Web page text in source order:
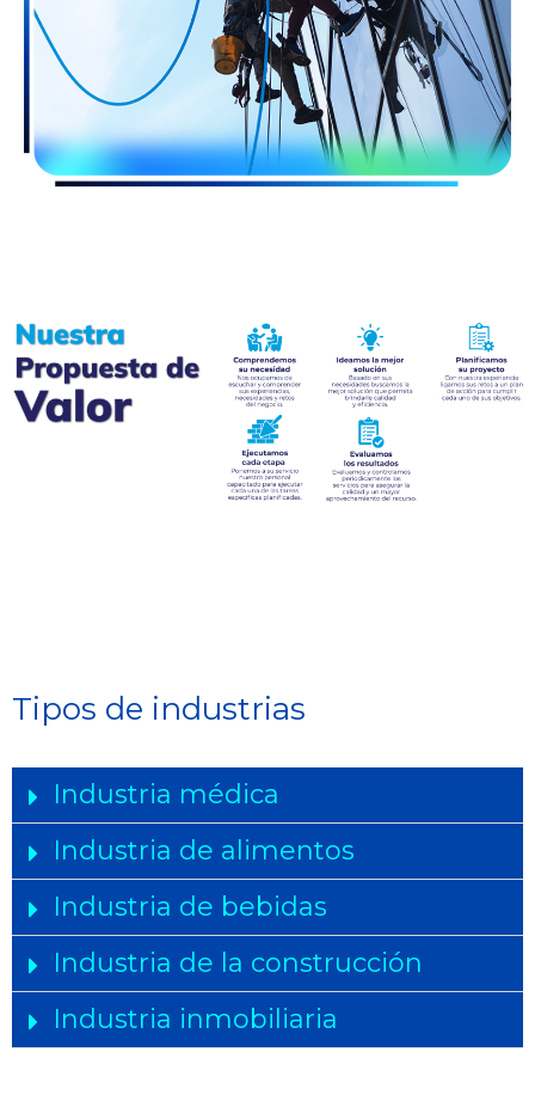
Tipos de industrias
Industria médica
Industria de alimentos​
Industria de bebidas​
Industria de la construcción
Industria inmobiliaria​